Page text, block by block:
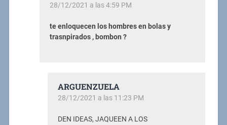
28/12/2021 a las 4:59 PM
te enloquecen los hombres en bolas y
trasnpirados , bombon ?
ARGUENZUELA
28/12/2021 a las 11:23 PM
DEN IDEAS, JAQUEEN A LOS